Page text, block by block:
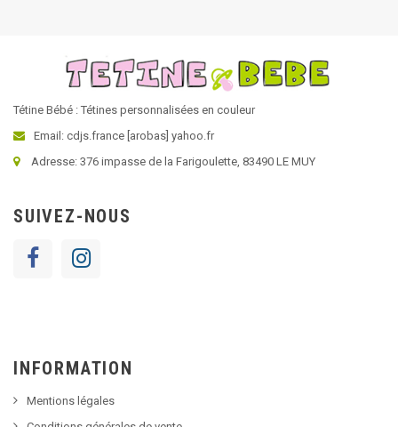
Tétine Bébé : Tétines personnalisées en couleur
Email: cdjs.france [arobas] yahoo.fr
Adresse: 376 impasse de la Farigoulette, 83490 LE MUY
SUIVEZ-NOUS
INFORMATION
Mentions légales